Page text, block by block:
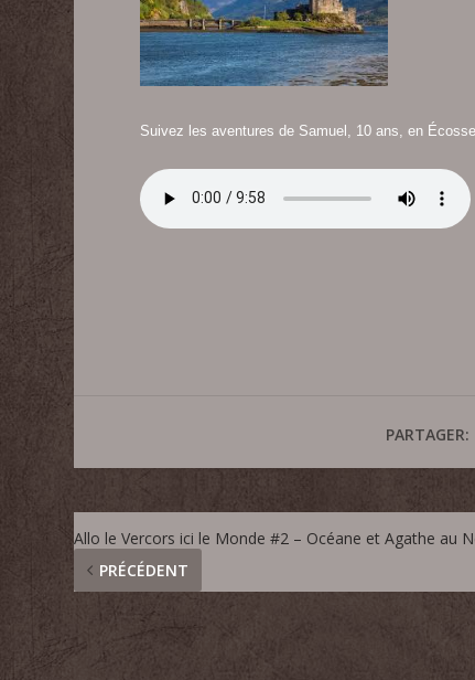
Suivez les aventures de Samuel, 10 ans, en
PARTAGER:
Allo le Vercors ici le Monde #2 – Océane et Agathe au
PRÉCÉDENT